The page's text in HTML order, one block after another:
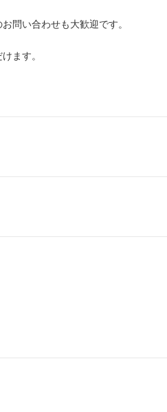
問い合わせも大歓迎です。
ます。